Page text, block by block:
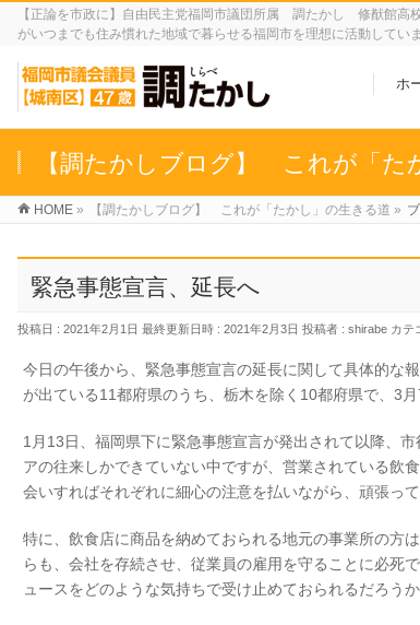
【正論を市政に】自由民主党福岡市議団所属 調たかし 修猷館高
がいつまでも住み慣れた地域で暮らせる福岡市を理想に活動してい
ホ
【調たかしブログ】 これが「た
HOME » 【調たかしブログ】 これが「たかし」の生きる道 »
緊急事態宣言、延長へ
投稿日 : 2021年2月1日 最終更新日時 : 2021年2月3日 投稿者 : shirabe カテ
今日の午後から、緊急事態宣言の延長に関して具体的な
が出ている11都府県のうち、栃木を除く10都府県で、3
1月13日、福岡県下に緊急事態宣言が発出されて以降、
アの往来しかできていない中ですが、営業されている飲
会いすればそれぞれに細心の注意を払いながら、頑張って
特に、飲食店に商品を納めておられる地元の事業所の方
らも、会社を存続させ、従業員の雇用を守ることに必死
ュースをどのような気持ちで受け止めておられるだろう